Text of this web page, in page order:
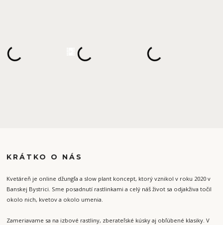
KRÁTKO O NÁS
Kvetáreň je online džungľa a slow plant koncept, ktorý vznikol v roku 2020 v
Banskej Bystrici. Sme posadnutí rastlinkami a celý náš život sa odjakživa točil
okolo nich, kvetov a okolo umenia.
Zameriavame sa na izbové rastliny, zberateľské kúsky aj obľúbené klasiky. V